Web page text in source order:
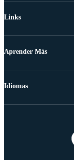
Links
Aprender Más
Idiomas